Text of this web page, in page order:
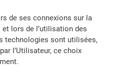
de ses connexions sur la
lors de l’utilisation des
technologies sont utilisées,
l’Utilisateur, ce choix